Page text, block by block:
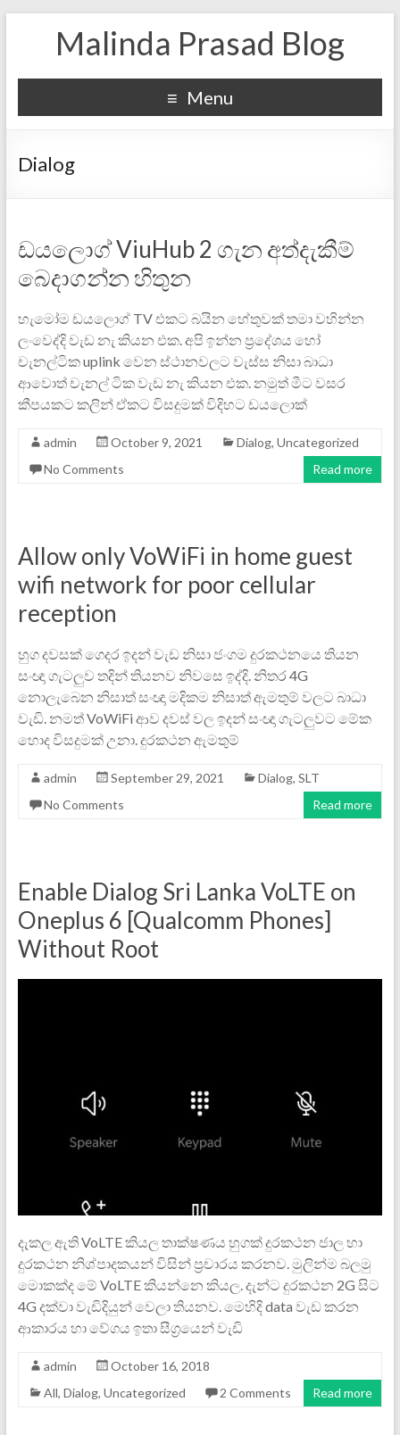
Malinda Prasad Blog
Menu
Dialog
ඩයලොග් ViuHub 2 ගැන අත්දැකීම්
බෙදාගන්න හිතුන
හැමෝම ඩයලොග් TV එකට බයින හේතුවක් තමා වහින්න
ලංවෙද්දි වැඩ නැ කියන එක. අපි ඉන්න ප්‍රදේශය හෝ
චැනල්ටික uplink වෙන ස්ථානවලට වැස්ස නිසා බාධා
ආවොත් චැනල් ටික වැඩ නැ කියන එක. නමුත් මීට වසර
කීපයකට කලින් ඒකට විසදුමක් විදිහට ඩයලොක්
admin October 9, 2021 Dialog, Uncategorized
No Comments
Read more
Allow only VoWiFi in home guest
wifi network for poor cellular
reception
හුග දවසක් ගෙදර ඉදන් වැඩ නිසා ජංගම දුරකථනයෙ තියන
සංඥා ගැටලුව තදින් තියනව නිවසෙ ඉද්දි. නිතර 4G
නොලැබෙන නිසාත් සංඥා මදිකම නිසාත් ඇමතුම් වලට බාධා
වැඩි. නමත් VoWiFi ආව දවස් වල ඉදන් සංඥා ගැටලුවට මේක
හොද විසදුමක් උනා. දුරකථන ඇමතුම්
admin September 29, 2021 Dialog, SLT
No Comments
Read more
Enable Dialog Sri Lanka VoLTE on
Oneplus 6 [Qualcomm Phones]
Without Root
දැකල ඇති VoLTE කියල තාක්ෂණය හුගක් දුරකථන ජාල හා
දුරකථන නිශ්පාදකයන් විසින් ප්‍රචාරය කරනව. මුලින්ම බලමු
ම‌ොකක්ද මේ VoLTE කියන්න‌ෙ කියල. දැන්ට දුරකථන 2G සිට
4G දක්වා වැඩිදියුන් වෙලා තියනව. මෙහිදි data වැඩ කරන
ආකාරය හා වේගය ඉතා සීග්‍රයෙන් වැඩි
admin
October 16, 2018
All, Dialog, Uncategorized 2 Comments Read more